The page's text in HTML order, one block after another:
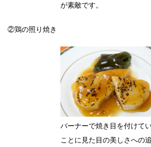
が素敵です。
②鶏の照り焼き
バーナーで焼き目を付けて
ことに見た目の美しさへの